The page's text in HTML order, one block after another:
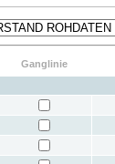
Ganglinie